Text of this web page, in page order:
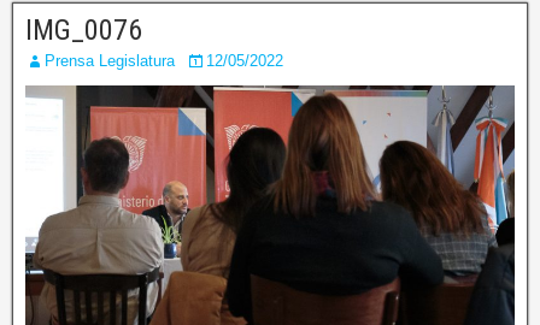
IMG_0076
Prensa Legislatura 12/05/2022